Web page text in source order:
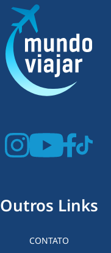
Outros Links
CONTATO